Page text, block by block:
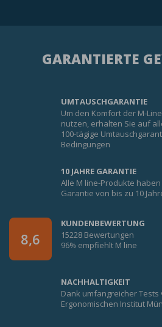
GARANTIERTE
UMTAUSCHGARANTIE
Um den Komfort der M-
nutzen, erhalten Sie auf
100-tägige
Bedingungen
10 JAHRE GARANTIE
Alle M line-Produkte
Garantie von bis zu 10
8,6
KUNDENBEWERTUNG
15228 Bewertungen
96% empfiehlt M line
NACHHALTIGKEIT
Dank umfangreicher Tests
Ergonomischen Institut